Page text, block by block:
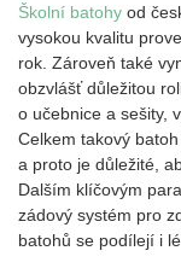
Školní batohy od
vysokou kvalitu
rok. Zároveň také
obzvlášť důležitou
o učebnice a sešity,
Celkem takový
a proto je důležité,
Dalším klíčovým
zádový systém pro
batohů se podílejí i